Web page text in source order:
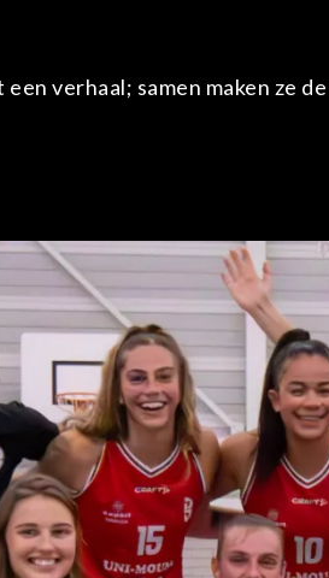
verhaal; samen maken ze